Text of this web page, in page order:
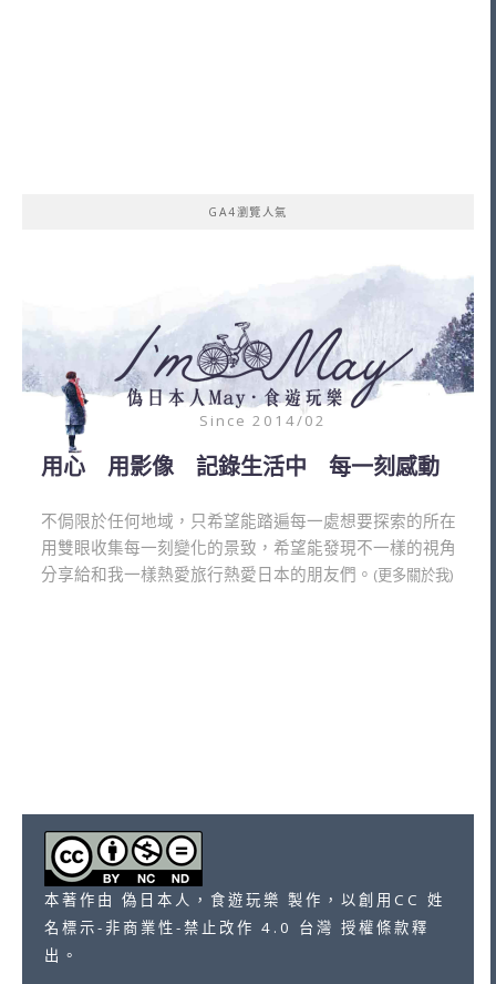
GA4瀏覽人氣
Since 2014/02
用心 用影像 記錄生活中 每一刻感動
不侷限於任何地域，只希望能踏遍每一處想要探索的所在
用雙眼收集每一刻變化的景致，希望能發現不一樣的視角
分享給和我一樣熱愛旅行熱愛日本的朋友們。 (更多關於我)
本著作由 偽日本人，食遊玩樂 製作，以創用CC 姓
名標示-非商業性-禁止改作 4.0 台灣 授權條款釋
出。